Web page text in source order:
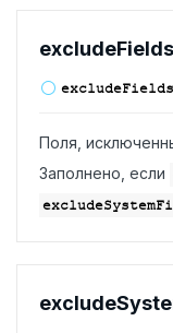
excludeFields
excludeFields
Поля,
Заполнено, если
exclude